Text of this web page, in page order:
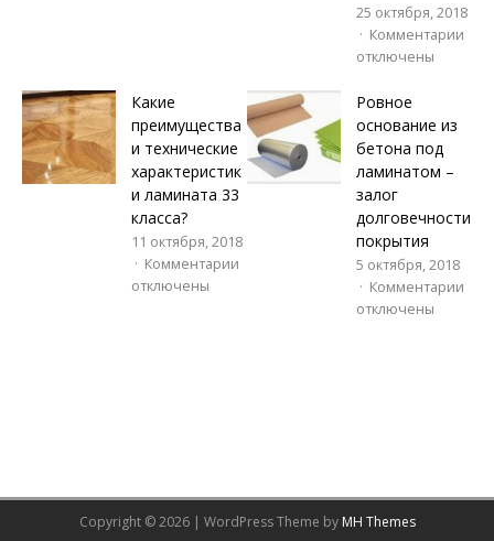
25 октября, 2018
Комментарии
отключены
Какие
преимущества
и технические
характеристик
и ламината 33
класса?
11 октября, 2018
Комментарии
отключены
Ровное
основание из
бетона под
ламинатом –
залог
долговечности
покрытия
5 октября, 2018
Комментарии
отключены
Copyright © 2026 | WordPress Theme by MH Themes